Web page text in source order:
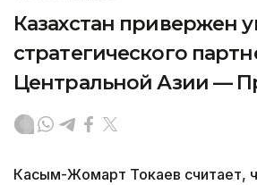
Казахстан привержен
стратегического
Центральной Азии —
Касым-Жомарт Токаев считает,